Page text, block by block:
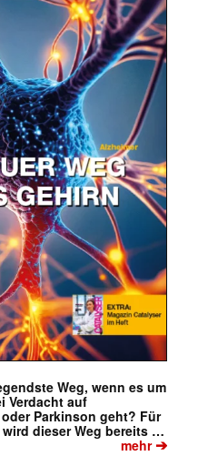
Weg, wenn es um
Verdacht auf
Parkinson geht? Für
dieser Weg bereits …
mehr➔